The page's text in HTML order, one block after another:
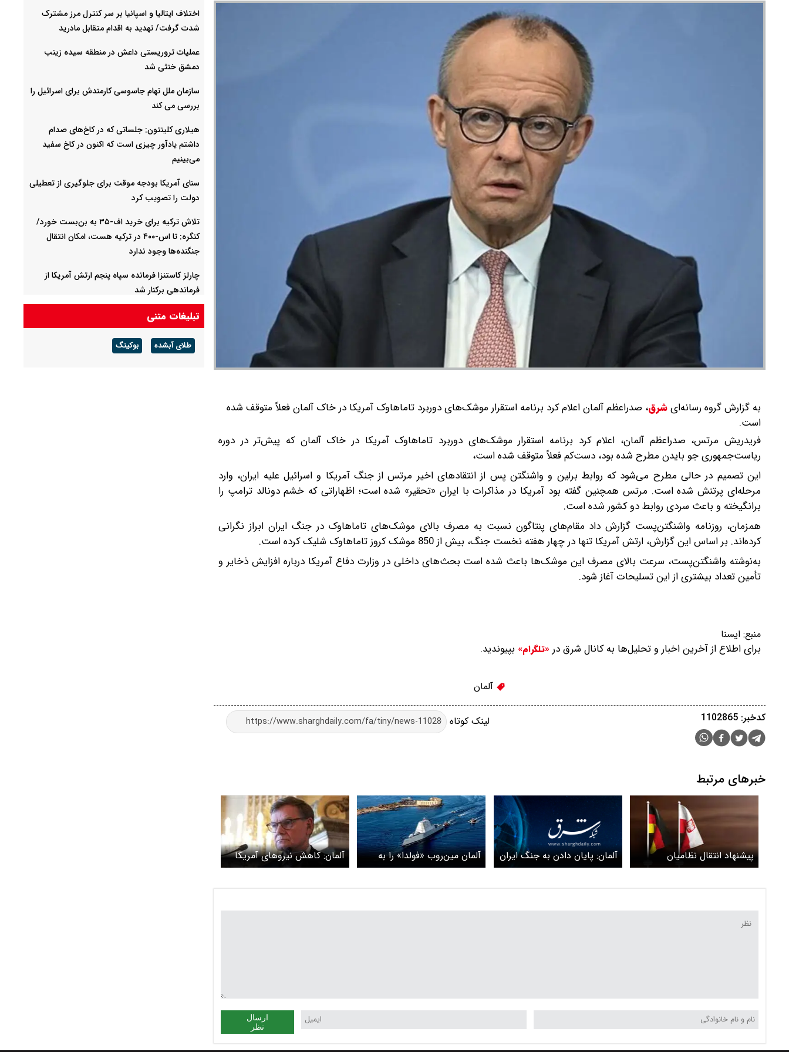
به گزارش گروه رسانه‌ایشرق، صدراعظم آلمان اعلام کرد برنامه استقرار موشک‌های دوربرد تاماهاوک آمریکا در خاک آلمان فعلاً متوقف شده
است.
فریدریش مرتس، صدراعظم آلمان، اعلام کرد برنامه استقرار موشک‌های دوربرد تاماهاوک آمریکا در خاک آلمان که پیش‌تر در دوره
ریاست‌جمهوری جو بایدن مطرح شده بود، دست‌کم فعلاً متوقف شده است،
این تصمیم در حالی مطرح می‌شود که روابط برلین و واشنگتن پس از انتقادهای اخیر مرتس از جنگ آمریکا و اسرائیل علیه ایران، وارد
مرحله‌ای پرتنش شده است. مرتس همچنین گفته بود آمریکا در مذاکرات با ایران «تحقیر» شده است؛ اظهاراتی که خشم دونالد ترامپ را
برانگیخته و باعث سردی روابط دو کشور شده است.
همزمان، روزنامه واشنگتن‌پست گزارش داد مقام‌های پنتاگون نسبت به مصرف بالای موشک‌های تاماهاوک در جنگ ایران ابراز نگرانی
کرده‌اند. بر اساس این گزارش، ارتش آمریکا تنها در چهار هفته نخست جنگ، بیش از 850 موشک کروز تاماهاوک شلیک کرده است.
به‌نوشته واشنگتن‌پست، سرعت بالای مصرف این موشک‌ها باعث شده است بحث‌های داخلی در وزارت دفاع آمریکا درباره افزایش ذخایر و
تأمین تعداد بیشتری از این تسلیحات آغاز شود.
منبع: ایسنا
برای اطلاع از آخرین اخبار و تحلیل‌ها به کانال شرق در «تلگرام» بپیوندید.
آلمان
لینک کوتاه کدخبر: 1102865
خبرهای مرتبط
پیشنهاد انتقال نظامیان
آمریکایی از آلمان به لهستان
آلمان: پایان دادن به جنگ ایران
هدف مشترک اروپا و
آلمان مین‌روب «فولدا» را به
سوی تنگه هرمز فرستاد
آلمان: کاهش نیروهای آمریکا
تاثیری بر بازدارندگی ناتو ندارد
ارسال
نظر
اختلاف ایتالیا و اسپانیا بر سر کنترل‌ مرز مشترک
شدت گرفت/ تهدید به اقدام متقابل مادرید
عملیات تروریستی داعش در منطقه سیده زینب
دمشق خنثی شد
سازمان ملل تهام جاسوسی کارمندش برای اسرائیل را
بررسی می کند
هیلاری کلینتون: جلساتی که در کاخ‌های صدام
داشتم یادآور چیزی است که اکنون در کاخ سفید
می‌بینیم
سنای آمریکا بودجه موقت برای جلوگیری از تعطیلی
دولت را تصویب کرد
تلاش ترکیه برای خرید اف-۳۵ به بن‌بست خورد/
کنگره: تا اس-۴۰۰ در ترکیه هست، امکان انتقال
جنگنده‌ها وجود ندارد
چارلز کاستنزا فرمانده سپاه پنجم ارتش آمریکا از
فرماندهی برکنار شد
مسرور بارزانی: با اسرائیل رابطه‌ای نداریم/ هیچ
نیروی آمریکایی در پایگاه حریر حضور ندارد
تبلیغات متنی
طلای آبشده بوکینگ